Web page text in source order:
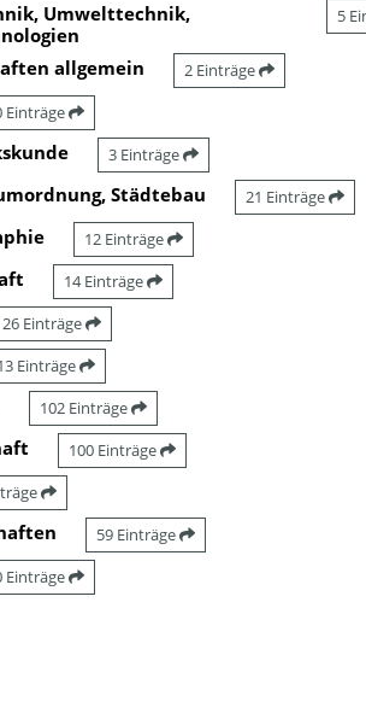
Umwelttechnik,
5
allgemein 2 Einträge
Einträge
3 Einträge
Städtebau 21 Einträge
12 Einträge
14 Einträge
26 Einträge
Einträge
102 Einträge
100 Einträge
59 Einträge
Einträge